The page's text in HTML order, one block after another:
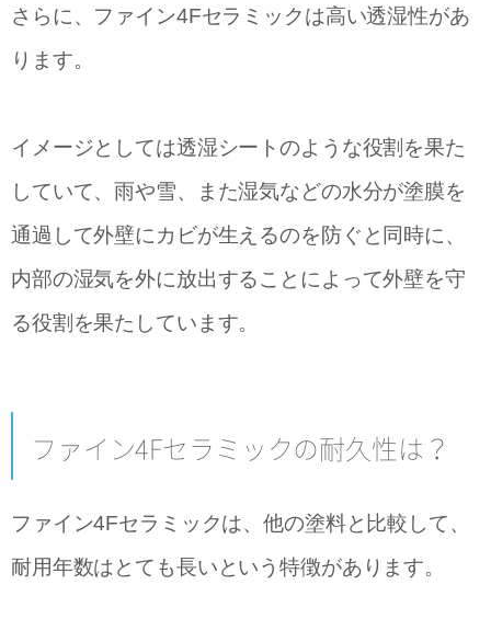
さらに、ファイン4Fセラミックは高い透湿性があ
ります。
イメージとしては透湿シートのような役割を果た
していて、雨や雪、また湿気などの水分が塗膜を
通過して外壁にカビが生えるのを防ぐと同時に、
内部の湿気を外に放出することによって外壁を守
る役割を果たしています。
ファイン4Fセラミックの耐久性は？
ファイン4Fセラミックは、他の塗料と比較して、
耐用年数はとても長いという特徴があります。